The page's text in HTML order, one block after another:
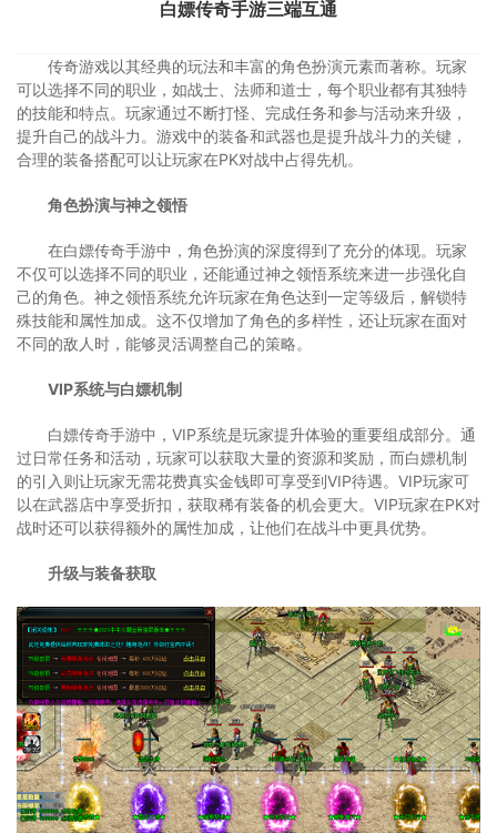
白嫖传奇手游三端互通
传奇游戏以其经典的玩法和丰富的角色扮演元素而著称。玩家
可以选择不同的职业，如战士、法师和道士，每个职业都有其独特
的技能和特点。玩家通过不断打怪、完成任务和参与活动来升级，
提升自己的战斗力。游戏中的装备和武器也是提升战斗力的关键，
合理的装备搭配可以让玩家在PK对战中占得先机。
角色扮演与神之领悟
在白嫖传奇手游中，角色扮演的深度得到了充分的体现。玩家
不仅可以选择不同的职业，还能通过神之领悟系统来进一步强化自
己的角色。神之领悟系统允许玩家在角色达到一定等级后，解锁特
殊技能和属性加成。这不仅增加了角色的多样性，还让玩家在面对
不同的敌人时，能够灵活调整自己的策略。
VIP系统与白嫖机制
白嫖传奇手游中，VIP系统是玩家提升体验的重要组成部分。通
过日常任务和活动，玩家可以获取大量的资源和奖励，而白嫖机制
的引入则让玩家无需花费真实金钱即可享受到VIP待遇。VIP玩家可
以在武器店中享受折扣，获取稀有装备的机会更大。VIP玩家在PK对
战时还可以获得额外的属性加成，让他们在战斗中更具优势。
升级与装备获取